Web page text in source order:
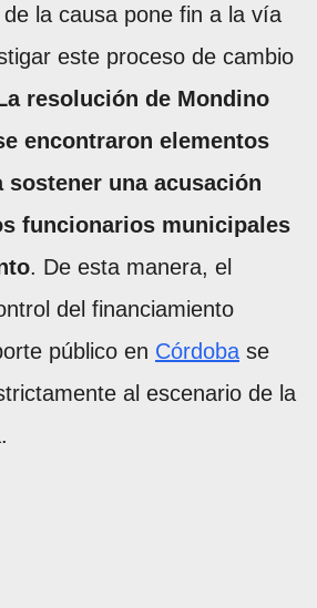
la causa pone fin a la vía
este proceso de cambio
resolución de Mondino
encontraron elementos
sostener una acusación
funcionarios municipales
. De esta manera, el
del financiamiento
público en Córdoba se
al escenario de la